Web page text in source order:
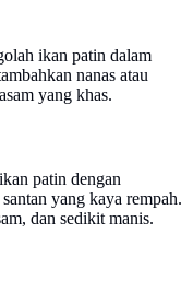
ikan patin dalam
nanas atau
yang khas.
patin dengan
yang kaya rempah.
dan sedikit manis.